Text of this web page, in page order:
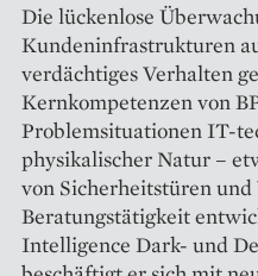
Die lückenlose
Kundeninfrastrukturen
verdächtiges Verhalten
Kernkompetenzen von
Problemsituationen IT-
physikalischer Natur –
von Sicherheitstüren
Beratungstätigkeit
Intelligence Dark- und